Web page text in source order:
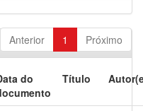
Anterior 1 Próximo
do
Título